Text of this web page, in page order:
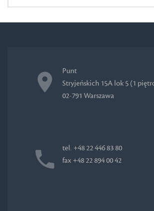
Punt
Stryjeńskich 15A lok 5 (1
02-791 Warszawa
tel. +48 22 446 83 80
fax +48 22 894 00 42